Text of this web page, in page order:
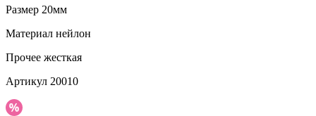
Размер 20мм
Материал нейлон
Прочее жесткая
Артикул 20010